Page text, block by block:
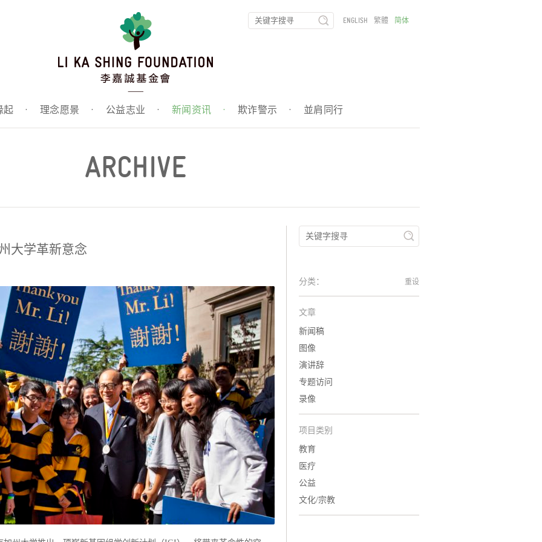
起 · 理念愿景 · 公益志业 · 新闻资讯 · 欺诈警示 · 並肩同行
ENGLISH 繁體 简体
ARCHIVE
大学革新意念
分类： 重设
文章
新闻稿
图像
演讲辞
专题访问
录像
项目类别
教育
医疗
公益
文化/宗教